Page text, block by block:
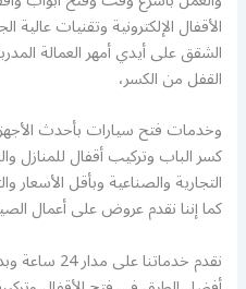
الأقفال الإلكترونية وتقنيات
الشقق على أيدي أمهر العمالة
القفل من الكسر،
وخدمات فتح سيارات بأحدث الأجهزة
كسر الباب وتركيب أقفال للمنازل
التجارية والصناعية وبأقل
كما إننا نقدم عروض على أعمال
نقدم